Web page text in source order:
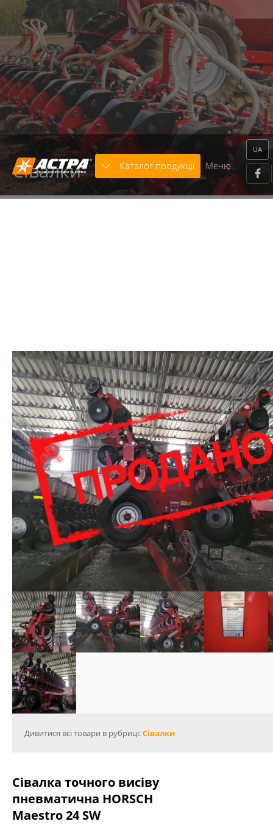
Warning: strcasecmp() expects parameter 2 to be string,
object given in
/home/astra/public_html/includes/classes/
on line136
Warning : trim() expects parameter 1 to be string, array
given in
/home/astra/public_html/includes/modules/
on line664
Каталог продукції Меню
UA
Сівалки
Дивитися всі товари в рубриці:Сівалки
Сівалка точного висіву
пневматична HORSCH
Maestro 24 SW